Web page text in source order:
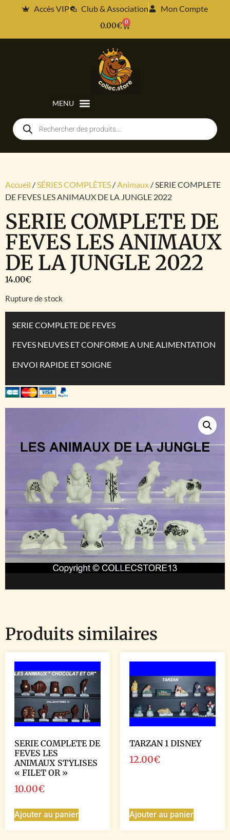
Accès VIP Club & Association
Mon Compte
0.00€ 0
Accueil /SÉRIES COMPLÈTES /Animaux / SERIE COMPLETE
DE FEVES LES ANIMAUX DE LA JUNGLE 2022
SERIE COMPLETE DE
FEVES LES ANIMAUX
DE LA JUNGLE 2022
14.00€
Rupture de stock
SERIE COMPLETE DE FEVES
FEVES NEUVES ET CONFORME A UNE ALIMENTATION
ENVOI RAPIDE ET SOIGNE
Produits similaires
SERIE COMPLETE DE
FEVES LES
ANIMAUX STYLISES
« FILET OR »
10.00€
Ajouter au panier
TARZAN 1 DISNEY
12.00€
Ajouter au panier